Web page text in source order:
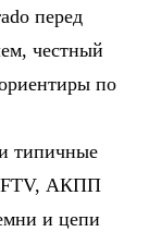
перед
честный
по
типичные
FTV, АКПП
и цепи